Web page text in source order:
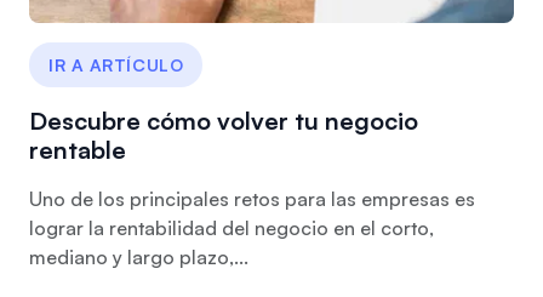
IR A ARTÍCULO
Descubre cómo volver tu negocio
rentable
Uno de los principales retos para las empresas es
lograr la rentabilidad del negocio en el corto,
mediano y largo plazo,...